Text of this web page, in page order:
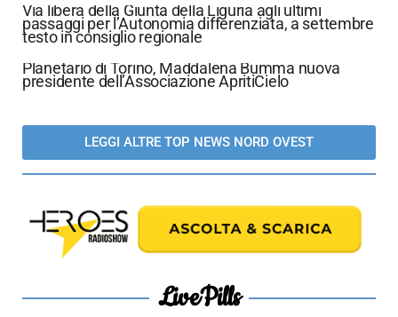
Via libera della Giunta della Liguria agli ultimi
passaggi per l’Autonomia differenziata, a settembre
testo in consiglio regionale
Planetario di Torino, Maddalena Bumma nuova
presidente dell’Associazione ApritiCielo
LEGGI ALTRE TOP NEWS NORD OVEST
LivePills